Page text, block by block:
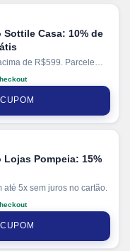
Casa: 10% de
de R$599. Parcele
juros no cartão. Ganhe
via PIX.
Pompeia: 15%
5x sem juros no cartão.